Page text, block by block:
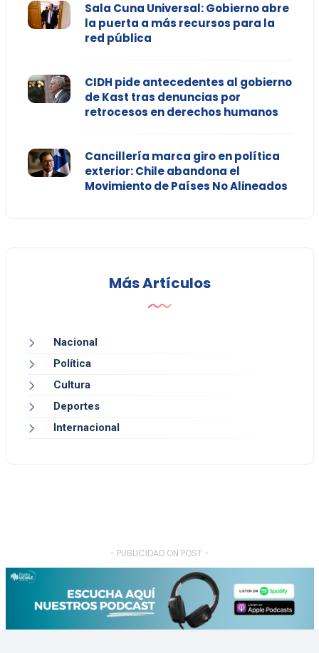
Sala Cuna Universal: Gobierno abre
la puerta a más recursos para la
red pública
CIDH pide antecedentes al gobierno
de Kast tras denuncias por
retrocesos en derechos humanos
Cancillería marca giro en política
exterior: Chile abandona el
Movimiento de Países No Alineados
Más Artículos
Nacional
Política
Cultura
Deportes
Internacional
- PUBLICIDAD ON POST -